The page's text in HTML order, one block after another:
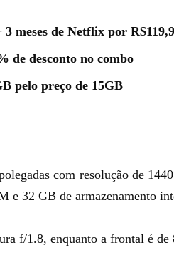
meses de Netflix por
de desconto no combo
pelo preço de 15GB
com resolução de
e 32 GB de armazenamento
f/1.8, enquanto a frontal é